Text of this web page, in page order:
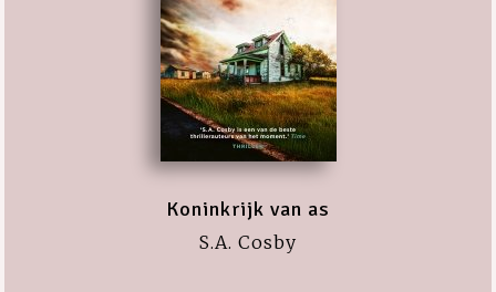
Koninkrijk van as
S.A. Cosby